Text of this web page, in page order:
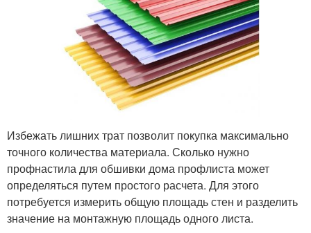
Избежать лишних трат позволит покупка максимально
точного количества материала. Сколько нужно
профнастила для обшивки дома профлиста может
определяться путем простого расчета. Для этого
потребуется измерить общую площадь стен и разделить
значение на монтажную площадь одного листа.